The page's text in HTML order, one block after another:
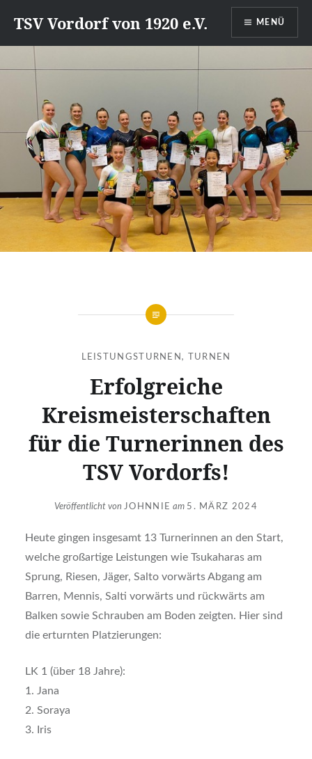
zumTSV Vordorf von 1920 e.V. MENÜ
LEISTUNGSTURNEN, TURNEN
Erfolgreiche
Kreismeisterschaften
für die Turnerinnen des
TSV Vordorfs!
Veröffentlicht vonJOHNNIE am 5. MÄRZ 2024
Heute gingen insgesamt 13 Turnerinnen an den Start,
welche großartige Leistungen wie Tsukaharas am
Sprung, Riesen, Jäger, Salto vorwärts Abgang am
Barren, Mennis, Salti vorwärts und rückwärts am
Balken sowie Schrauben am Boden zeigten. Hier sind
die erturnten Platzierungen:
LK 1 (über 18 Jahre):
1. Jana
2. Soraya
3. Iris